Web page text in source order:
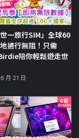
一旅行SIM」全球60
通行無阻！只需
陪你輕鬆遊走世
月 21 日